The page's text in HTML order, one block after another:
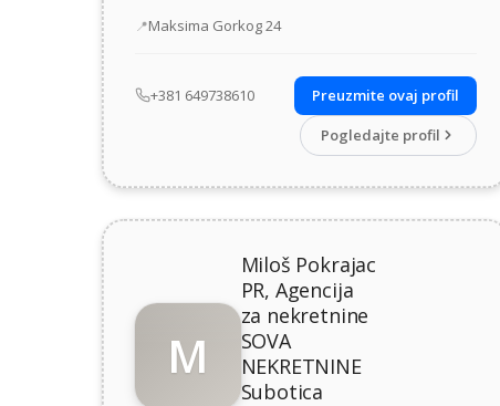
Adresa
Maksima Gorkog 24
+381 649738610
Preuzmite ovaj profil
Pogledajte profil
M
Miloš Pokrajac
PR, Agencija
za nekretnine
SOVA
NEKRETNINE
Subotica